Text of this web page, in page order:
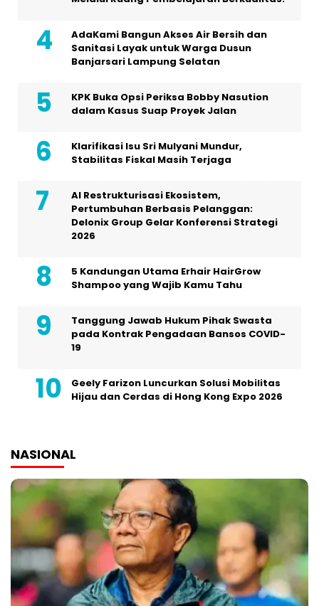
AdaKami Bangun Akses Air Bersih dan
Sanitasi Layak untuk Warga Dusun
Banjarsari Lampung Selatan
KPK Buka Opsi Periksa Bobby Nasution
dalam Kasus Suap Proyek Jalan
Klarifikasi Isu Sri Mulyani Mundur,
Stabilitas Fiskal Masih Terjaga
AI Restrukturisasi Ekosistem,
Pertumbuhan Berbasis Pelanggan:
Delonix Group Gelar Konferensi Strategi
2026
5 Kandungan Utama Erhair HairGrow
Shampoo yang Wajib Kamu Tahu
Tanggung Jawab Hukum Pihak Swasta
pada Kontrak Pengadaan Bansos COVID-
19
Geely Farizon Luncurkan Solusi Mobilitas
Hijau dan Cerdas di Hong Kong Expo 2026
NASIONAL